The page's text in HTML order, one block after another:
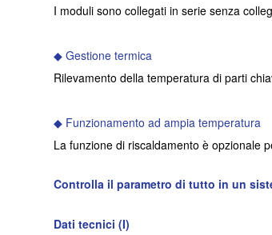
I moduli sono collegati in serie senza
◆ Gestione termica
Rilevamento della temperatura di parti
◆ Funzionamento ad ampia temperatura
La funzione di riscaldamento è opzionale
Controlla il parametro ditutto in un
Dati tecnici (I)